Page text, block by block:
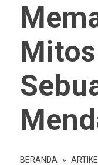
BERANDA » ARTIKEL